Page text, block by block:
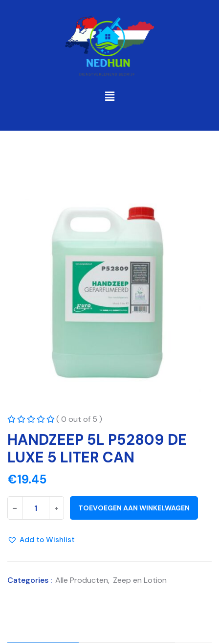
( 0 out of 5 )
HANDZEEP 5L P52809 DE
LUXE 5 LITER CAN
€19.45
- + TOEVOEGEN AAN WINKELWAGEN
Add to Wishlist
Categories : Alle Producten, Zeep en Lotion